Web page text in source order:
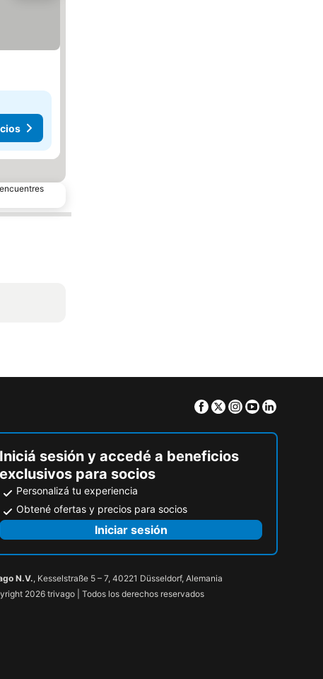
Facebook
TwitterInstagram
Youtube
Iniciá sesión y accedé a beneficios
exclusivos para socios
Personalizá tu experiencia
Obtené ofertas y precios para socios
Iniciar sesión
N.V., Kesselstraße 5 – 7, 40221 Düsseldorf, Alemania
2026 trivago | Todos los derechos reservados